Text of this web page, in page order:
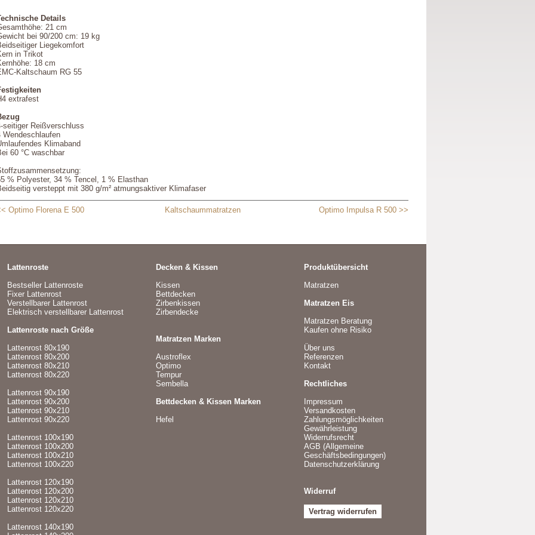
Details
21 cm
bei 90/200 cm: 19 kg
Liegekomfort
in Trikot
18 cm
Kaltschaum RG 55
extrafest
seitiger Reißverschluss
Wendeschlaufen
Klimaband
60 °C waschbar
% Polyester, 34 % Tencel, 1 % Elasthan
versteppt mit 380 g/m² atmungsaktiver Klimafaser
Optimo Florena E 500 Kaltschaummatratzen Optimo Impulsa R 500 >>
Lattenroste
Bestseller Lattenroste
Fixer Lattenrost
Verstellbarer Lattenrost
Elektrisch verstellbarer Lattenrost
Lattenroste nach Größe
Lattenrost 80x190
Lattenrost 80x200
Lattenrost 80x210
Lattenrost 80x220
Lattenrost 90x190
Lattenrost 90x200
Lattenrost 90x210
Lattenrost 90x220
Lattenrost 100x190
Lattenrost 100x200
Lattenrost 100x210
Lattenrost 100x220
Lattenrost 120x190
Lattenrost 120x200
Lattenrost 120x210
Lattenrost 120x220
Lattenrost 140x190
Decken & Kissen
Kissen
Bettdecken
Zirbenkissen
Zirbendecke
Matratzen Marken
Austroflex
Optimo
Tempur
Sembella
Bettdecken & Kissen Marken
Hefel
Produktübersicht
Matratzen
Matratzen Eis
Matratzen Beratung
Kaufen ohne Risiko
Über uns
Referenzen
Kontakt
Rechtliches
Impressum
Versandkosten
Zahlungsmöglichkeiten
Gewährleistung
Widerrufsrecht
AGB (Allgemeine
Geschäftsbedingungen)
Datenschutzerklärung
Widerruf
Vertrag widerrufen